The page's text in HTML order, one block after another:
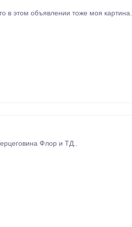
в этом объявлении тоже моя картина.
коллекционные табачные пачки сигарет: Дюбек, Казахстанские, ТУ-134 , Герцеговина Флор и ТД..